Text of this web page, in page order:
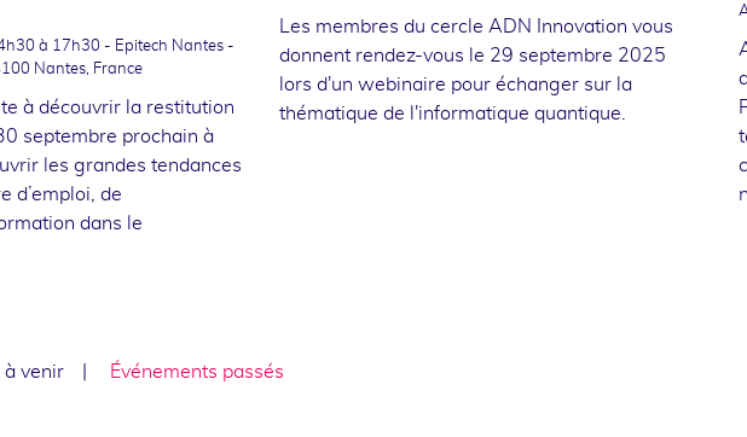
à 17h30 - Epitech Nantes -
Nantes, France
à découvrir la restitution
septembre prochain à
les grandes tendances
d’emploi, de
dans le
Les membres du cercle ADN Innovation vous
donnent rendez-vous le 29 septembre 2025
lors d'un webinaire pour échanger sur la
thématique de l'informatique quantique.
à venir Événements passés